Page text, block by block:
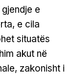
e
e cila
situatës
akut në
zakonisht i